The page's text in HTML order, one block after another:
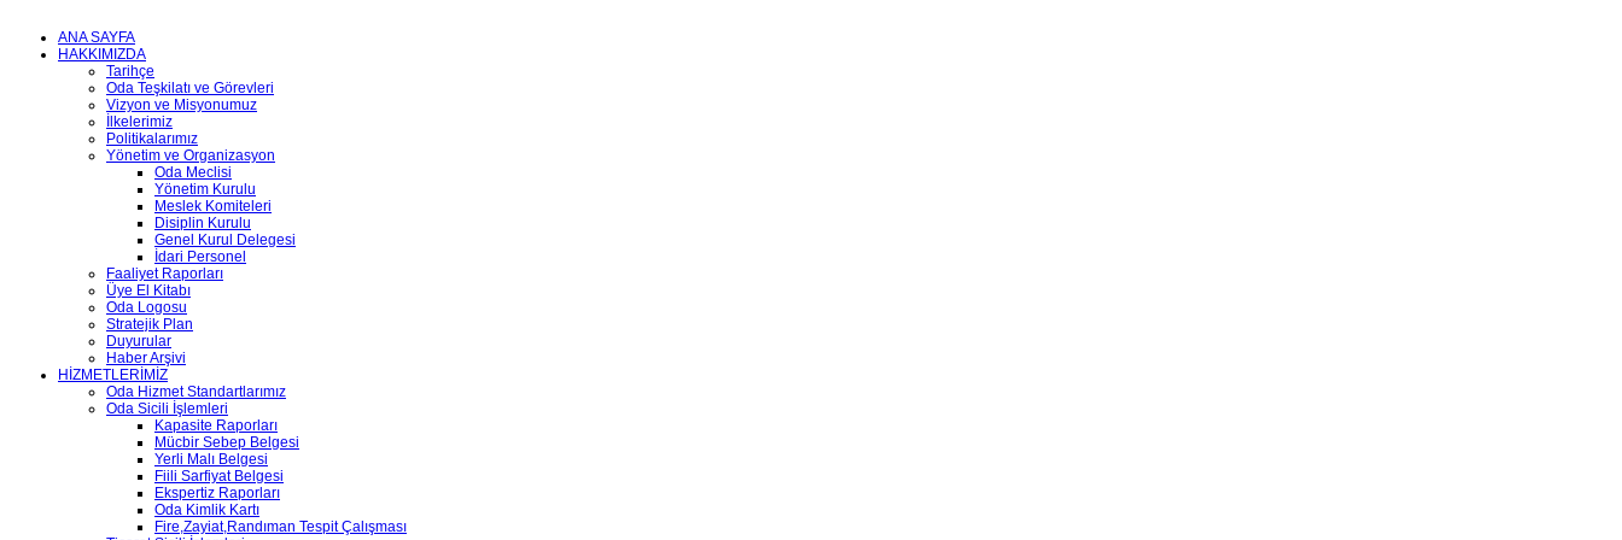
ANA SAYFA
HAKKIMIZDA
Tarihçe
Oda Teşkilatı ve Görevleri
Vizyon ve Misyonumuz
İlkelerimiz
Politikalarımız
Yönetim ve Organizasyon
Oda Meclisi
Yönetim Kurulu
Meslek Komiteleri
Disiplin Kurulu
Genel Kurul Delegesi
İdari Personel
Faaliyet Raporları
Üye El Kitabı
Oda Logosu
Stratejik Plan
Duyurular
Haber Arşivi
HİZMETLERİMİZ
Oda Hizmet Standartlarımız
Oda Sicili İşlemleri
Kapasite Raporları
Mücbir Sebep Belgesi
Yerli Malı Belgesi
Fiili Sarfiyat Belgesi
Ekspertiz Raporları
Oda Kimlik Kartı
Fire,Zayiat,Randıman Tespit Çalışması